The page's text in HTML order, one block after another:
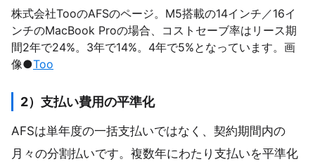
株式会社TooのAFSのページ。M5搭載の14インチ／16イ
ンチのMacBook Proの場合、コストセーブ率はリース期
間2年で24%。3年で14%。4年で5%となっています。画
像●Too
2）支払い費用の平準化
AFSは単年度の一括支払いではなく、契約期間内の
月々の分割払いです。複数年にわたり支払いを平準化